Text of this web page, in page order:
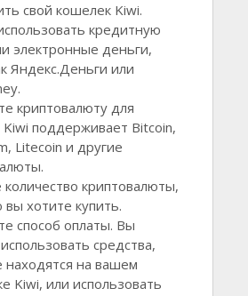
свой кошелек Kiwi.
кредитную
электронные деньги,
Яндекс.Деньги или
криптовалюту для
Kiwi поддерживает Bitcoin,
Litecoin и другие
количество криптовалюты,
хотите купить.
способ оплаты. Вы
средства,
находятся на вашем
Kiwi, или использовать